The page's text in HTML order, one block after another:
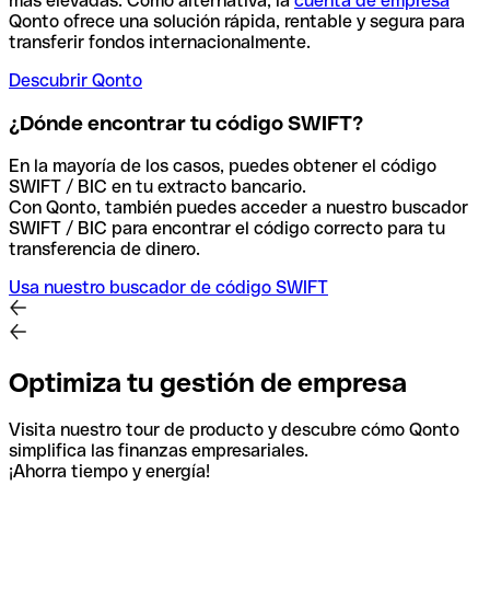
Qonto ofrece una solución rápida, rentable y segura para
transferir fondos internacionalmente.
Descubrir Qonto
¿Dónde encontrar tu código SWIFT?
En la mayoría de los casos, puedes obtener el código
SWIFT / BIC en tu extracto bancario.
Con Qonto, también puedes acceder a nuestro buscador
SWIFT / BIC para encontrar el código correcto para tu
transferencia de dinero.
Usa nuestro buscador de código SWIFT
Optimiza tu gestión de empresa
Visita nuestro tour de producto y descubre cómo Qonto
simplifica las finanzas empresariales.
¡Ahorra tiempo y energía!